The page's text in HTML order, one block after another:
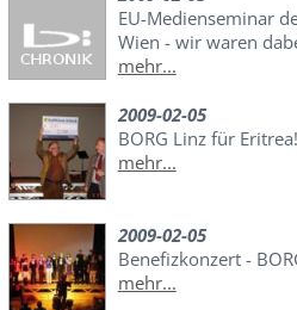
EU-Medienseminar
Wien - wir waren
mehr...
2009-02-05
BORG Linz für Eritrea!
mehr...
2009-02-05
Benefizkonzert -
mehr...